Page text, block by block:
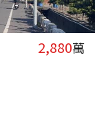
2,880萬